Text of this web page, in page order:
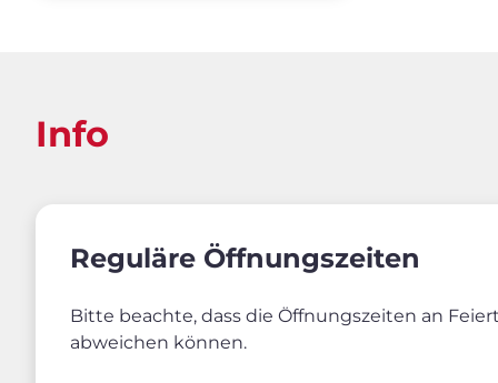
Info
Reguläre Öffnungszeiten
Bitte beachte, dass die Öffnungszeiten an
abweichen können.